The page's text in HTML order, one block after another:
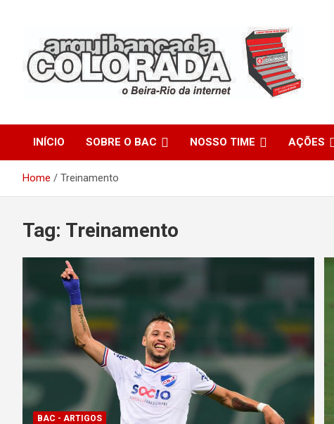
Arquibancada Colorada
INÍCIO SOBRE O BAC NOSSO TIME AÇÕES
Home Treinamento
Tag: Treinamento
BAC - ARTIGOS